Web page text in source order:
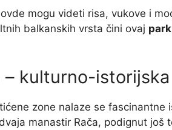
mogu videti risa, vukove i
balkanskih vrsta čini ovaj park
– kulturno-
zone nalaze se fascinantne
manastir Rača, podignut još